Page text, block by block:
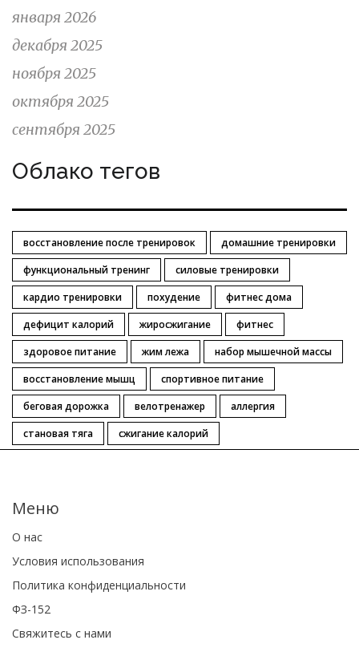
января 2026
декабря 2025
ноября 2025
октября 2025
сентября 2025
Облако тегов
восстановление после тренировок
домашние тренировки
функциональный тренинг
силовые тренировки
кардио тренировки
похудение
фитнес дома
дефицит калорий
жиросжигание
фитнес
здоровое питание
жим лежа
набор мышечной массы
восстановление мышц
спортивное питание
беговая дорожка
велотренажер
аллергия
становая тяга
сжигание калорий
Меню
О нас
Условия использования
Политика конфиденциальности
ФЗ-152
Свяжитесь с нами